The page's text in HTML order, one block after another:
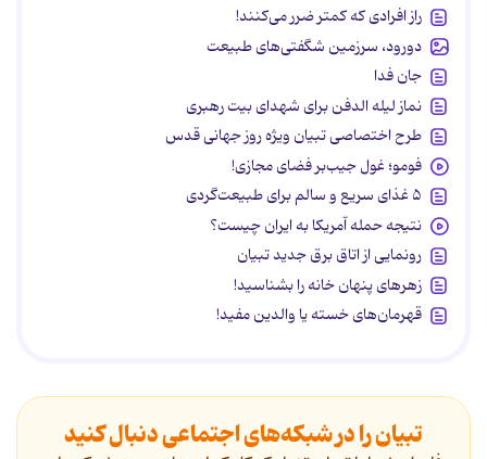
راز افرادی که کمتر ضرر می‌کنند!
دورود، سرزمین شگفتی‌های طبیعت
جان فدا
نماز لیله الدفن برای شهدای بیت رهبری
طرح اختصاصی تبیان ویژه روز جهانی قدس
فومو؛ غول جیب‌بر فضای مجازی!
۵ غذای سریع و سالم برای طبیعت‌گردی
نتیجه حمله آمریکا به ایران چیست؟
رونمایی از اتاق برق جدید تبیان
زهرهای پنهان خانه را بشناسید!
قهرمان‌های خسته یا والدین مفید!
تبیان را در شبکه‌های اجتماعی دنبال کنید